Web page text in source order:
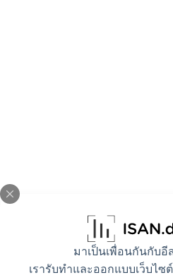
มาเป็นเพื่อนกันกับอี
เรารับทำและออกแบบเว็บไซ
และสวยตรงใจ